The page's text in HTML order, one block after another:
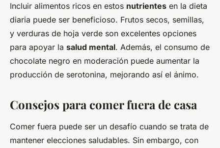
Incluir alimentos ricos en estos nutrientes en la dieta
diaria puede ser beneficioso. Frutos secos, semillas,
y verduras de hoja verde son excelentes opciones
para apoyar la salud mental. Además, el consumo de
chocolate negro en moderación puede aumentar la
producción de serotonina, mejorando así el ánimo.
Consejos para comer fuera de casa
Comer fuera puede ser un desafío cuando se trata de
mantener elecciones saludables. Sin embargo, con